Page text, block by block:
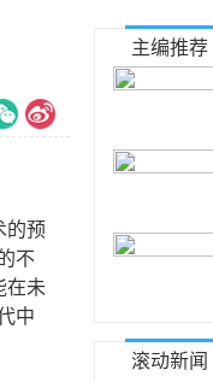
的预
不
在未
中
主编推荐
滚动新闻